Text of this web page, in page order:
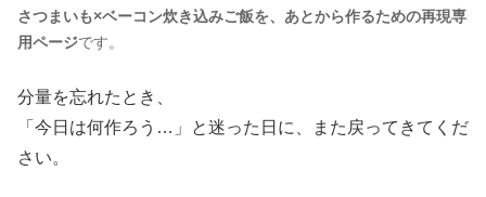
さつまいも×ベーコン炊き込みご飯を、あとから作るための再現専
用ページです。
分量を忘れたとき、
「今日は何作ろう…」と迷った日に、また戻ってきてくだ
さい。